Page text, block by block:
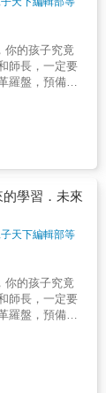
得
世界都在問同
如何教？」創
新密碼。因為
紀最需要的
的能力、主
從競爭到共
神，「動手
育與人才培育
業革命」的來
創新」十年
備培養未來人
習的看法。
但拜科技之
機與雷射切割
也透過實作
從虛擬到實
而
你的孩子究竟
潮，探究台
專書，《親
子」三大篇
注的教育本
共同體」，
除了教與學
翻新？真正的
過「現況與反
子從學習中逃
具備的變革
人心的演說
的學習．未來
天下編輯部等
你的孩子究竟
潮，探究台
專書，《親